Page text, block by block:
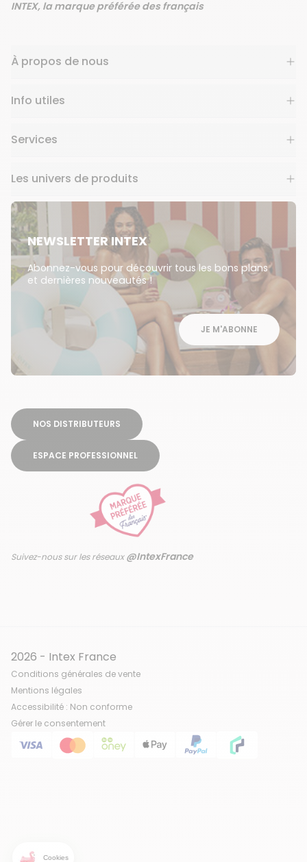
INTEX, la marque préférée des français
À propos de nous
Info utiles
Services
Les univers de produits
NEWSLETTER INTEX
Abonnez-vous pour découvrir tous les bons plans
et dernières nouveautés !
JE M'ABONNE
NOS DISTRIBUTEURS
ESPACE PROFESSIONNEL
Suivez-nous sur les réseaux@IntexFrance
2026 - Intex France
Conditions générales de vente
Mentions légales
Accessibilité : Non conforme
Gérer le consentement